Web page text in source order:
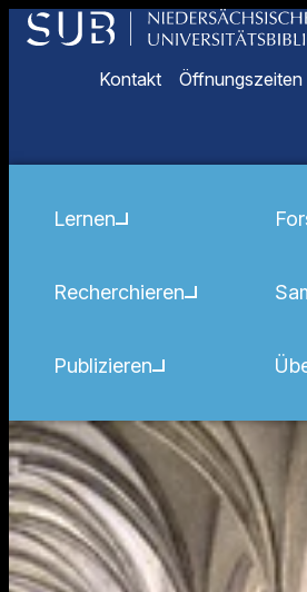
Kontakt Öffnungszeiten
Lernen
Recherchieren
Publizieren